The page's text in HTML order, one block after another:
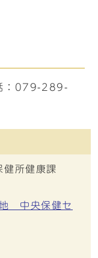
：079-289-
所健康課
中央保健セ